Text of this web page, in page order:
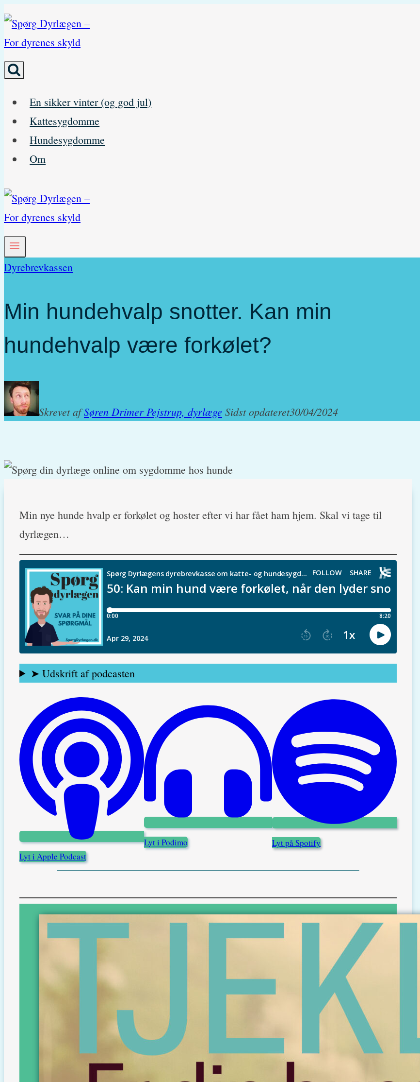
Skip
content
En sikker vinter (og god jul)
Kattesygdomme
Hundesygdomme
Om
Dyrebrevkassen
Min hundehvalp snotter. Kan min
hundehvalp være forkølet?
Skrevet afSøren Drimer Pejstrup, dyrlæge Sidst opdateret30/04/2024
Min nye hunde hvalp er forkølet og hoster efter vi har fået ham hjem. Skal vi tage til
dyrlægen…
➤ Udskrift af podcasten
Lyt i Apple Podcast
Lyt i Podimo Lyt på Spotify
Er din hund sund og rask?
Få tjeklisten med det samme. Skriv den mail, jeg skal